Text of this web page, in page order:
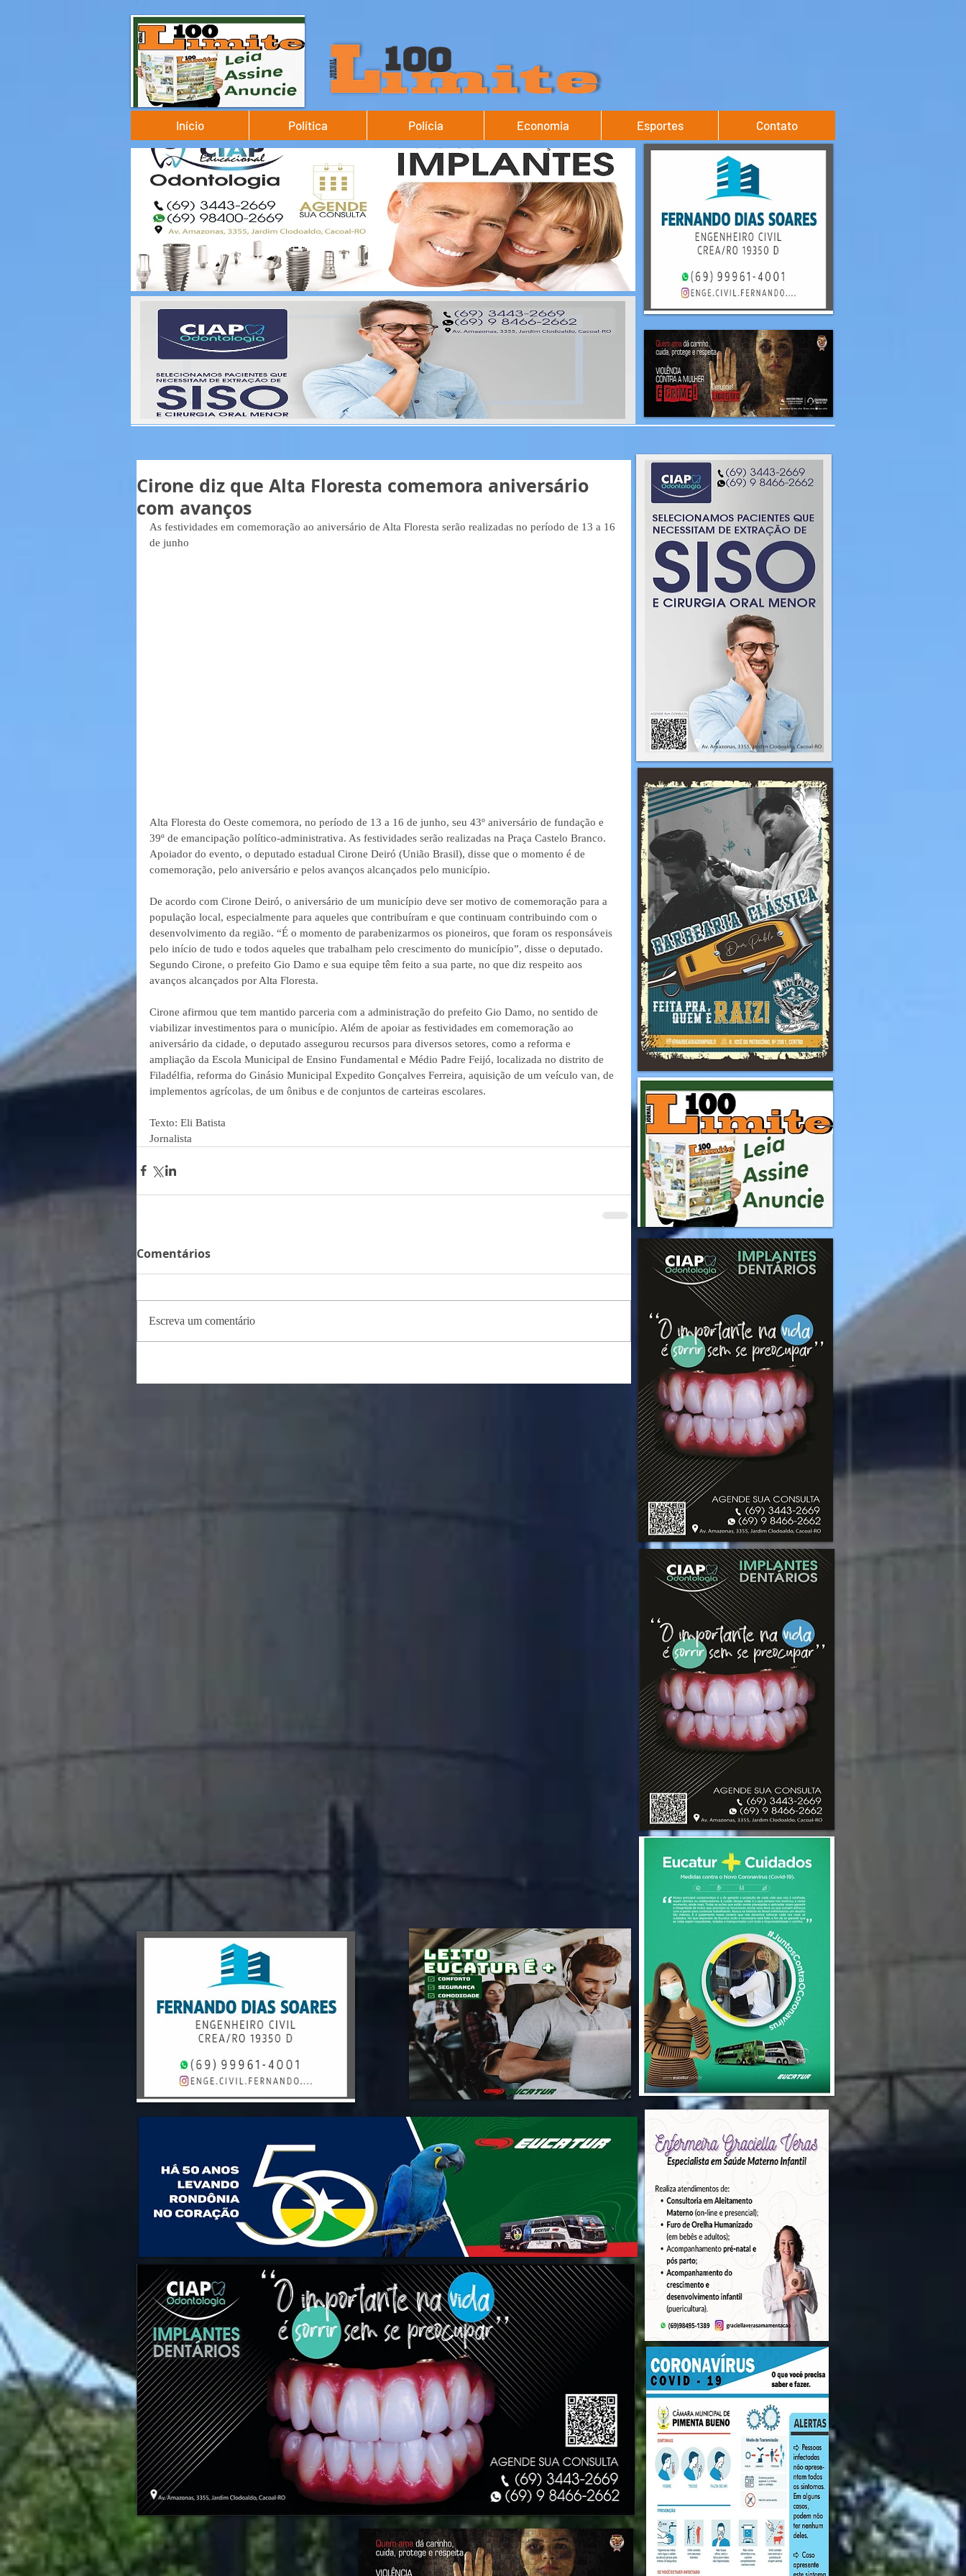
Início Política Polícia Economia Esportes Contato
Cirone diz que Alta Floresta comemora aniversário
com avanços
As festividades em comemoração ao aniversário de Alta Floresta serão realizadas no período de 13 a 16
de junho
Alta Floresta do Oeste comemora, no período de 13 a 16 de junho, seu 43º aniversário de fundação e
39º de emancipação político-administrativa. As festividades serão realizadas na Praça Castelo Branco.
Apoiador do evento, o deputado estadual Cirone Deiró (União Brasil), disse que o momento é de
comemoração, pelo aniversário e pelos avanços alcançados pelo município.
De acordo com Cirone Deiró, o aniversário de um município deve ser motivo de comemoração para a
população local, especialmente para aqueles que contribuíram e que continuam contribuindo com o
desenvolvimento da região. “É o momento de parabenizarmos os pioneiros, que foram os responsáveis
pelo início de tudo e todos aqueles que trabalham pelo crescimento do município”, disse o deputado.
Segundo Cirone, o prefeito Gio Damo e sua equipe têm feito a sua parte, no que diz respeito aos
avanços alcançados por Alta Floresta.
Cirone afirmou que tem mantido parceria com a administração do prefeito Gio Damo, no sentido de
viabilizar investimentos para o município. Além de apoiar as festividades em comemoração ao
aniversário da cidade, o deputado assegurou recursos para diversos setores, como a reforma e
ampliação da Escola Municipal de Ensino Fundamental e Médio Padre Feijó, localizada no distrito de
Filadélfia, reforma do Ginásio Municipal Expedito Gonçalves Ferreira, aquisição de um veículo van, de
implementos agrícolas, de um ônibus e de conjuntos de carteiras escolares.
Texto: Eli Batista
Jornalista
Comentários
Escreva um comentário